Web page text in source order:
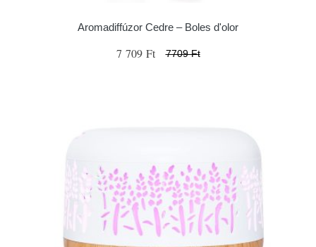
Aromadiffúzor Cedre – Boles d'olor
7 709 Ft 7709 Ft